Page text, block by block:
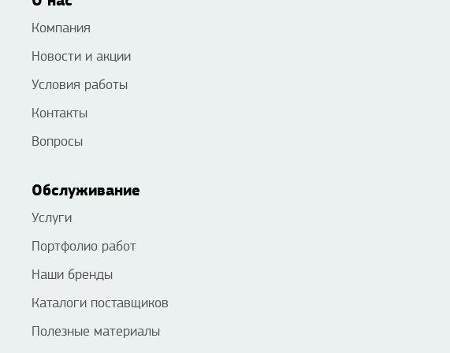
Компания
Новости и акции
Условия работы
Контакты
Вопросы
Обслуживание
Услуги
Портфолио работ
Наши бренды
Каталоги поставщиков
Полезные материалы